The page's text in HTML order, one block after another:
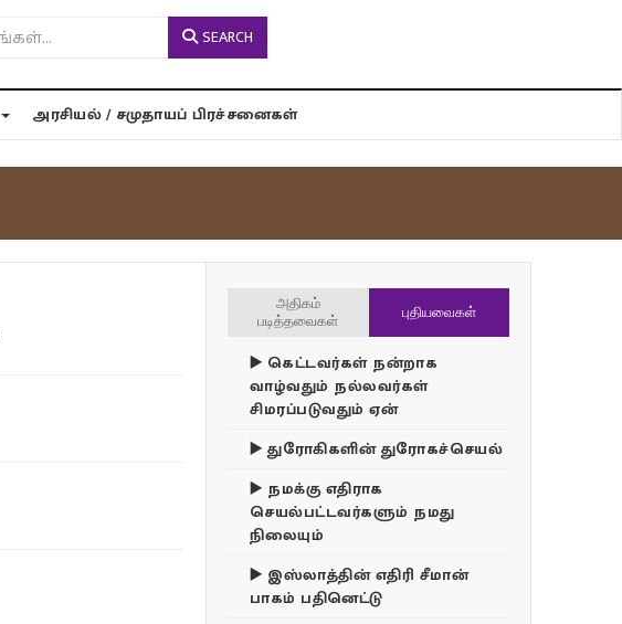
SEARCH
அரசியல் / சமுதாயப் பிரச்சனைகள்
அதிகம்
படித்தவைகள்
புதியவைகள்
▶️ கெட்டவர்கள் நன்றாக
வாழ்வதும் நல்லவர்கள்
சிமரப்படுவதும் ஏன்
▶️ துரோகிகளின் துரோகச்செயல்
▶️ நமக்கு எதிராக
செயல்பட்டவர்களும் நமது
நிலையும்
▶️ இஸ்லாத்தின் எதிரி சீமான்
பாகம் பதினெட்டு